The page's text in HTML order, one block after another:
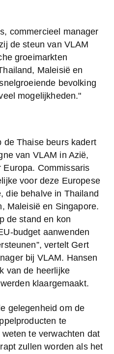
commercieel manager
de steun van VLAM
groeimarkten
Maleisië en
bevolking
mogelijkheden."
de Thaise beurs kadert
van VLAM in Azië,
Europa. Commissaris
voor deze Europese
die behalve in Thailand
Maleisië en Singapore.
de stand en kon
budget aanwenden
vertelt Gert
bij VLAM. Hansen
van de heerlijke
klaargemaakt.
gelegenheid om de
te
te verwachten dat
zullen worden als het